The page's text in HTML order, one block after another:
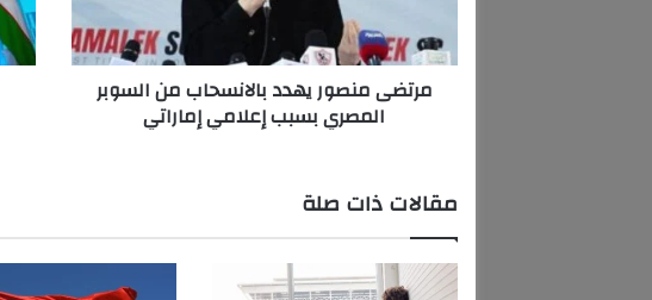
و
ب
ا
ل
ا
مرتضى منصور يهدد بالانسحاب من السوبر
المصري بسبب إعلامي إماراتي
ت
ح
ا
ص
ا
مقالات ذات صلة